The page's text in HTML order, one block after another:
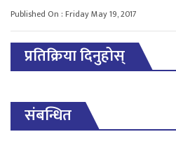
Published On : Friday May 19, 2017
प्रतिक्रिया दिनुहोस्
संबन्धित